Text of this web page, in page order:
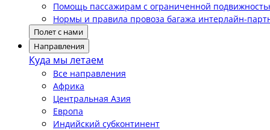
Помощь пассажирам с ограниченной
Нормы и правила провоза багажа интерлайн-
Полет с нами
Направления
Куда мы летаем
Все направления
Африка
Центральная Азия
Европа
Индийский субконтинент